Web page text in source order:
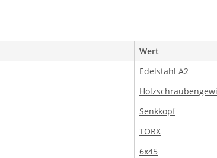
Wert
Edelstahl A2
Senkkopf
TORX
6x45